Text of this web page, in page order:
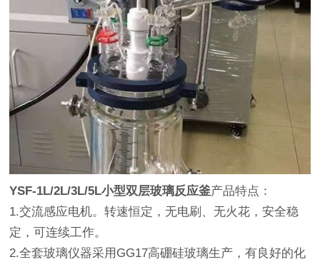
YSF-1L/2L/3L/5L小型双层玻璃反应釜产品特点：
1.交流感应电机。转速恒定，无电刷、无火花，安全稳
定，可连续工作。
2.全套玻璃仪器采用GG17高硼硅玻璃生产，有良好的化